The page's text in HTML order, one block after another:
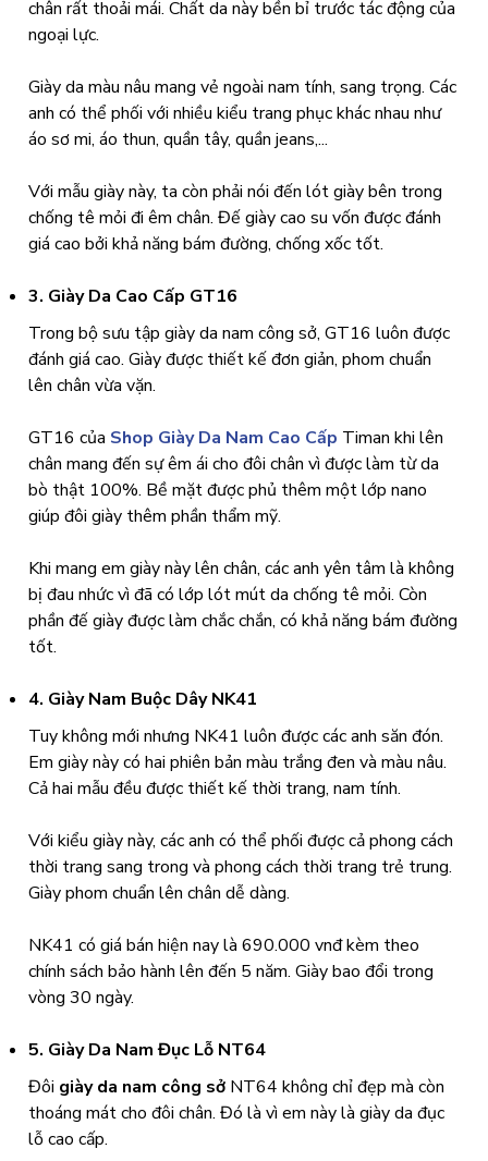
chân rất thoải mái. Chất da này bền bỉ trước tác động của
ngoại lực.
Giày da màu nâu mang vẻ ngoài nam tính, sang trọng. Các
anh có thể phối với nhiều kiểu trang phục khác nhau như
áo sơ mi, áo thun, quần tây, quần jeans,...
Với mẫu giày này, ta còn phải nói đến lót giày bên trong
chống tê mỏi đi êm chân. Đế giày cao su vốn được đánh
giá cao bởi khả năng bám đường, chống xốc tốt.
3. Giày Da Cao Cấp GT16
Trong bộ sưu tập giày da nam công sở, GT16 luôn được
đánh giá cao. Giày được thiết kế đơn giản, phom chuẩn
lên chân vừa vặn.
GT16 của Shop Giày Da Nam Cao Cấp Timan khi lên
chân mang đến sự êm ái cho đôi chân vì được làm từ da
bò thật 100%. Bề mặt được phủ thêm một lớp nano
giúp đôi giày thêm phần thẩm mỹ.
Khi mang em giày này lên chân, các anh yên tâm là không
bị đau nhức vì đã có lớp lót mút da chống tê mỏi. Còn
phần đế giày được làm chắc chắn, có khả năng bám đường
tốt.
4. Giày Nam Buộc Dây NK41
Tuy không mới nhưng NK41 luôn được các anh săn đón.
Em giày này có hai phiên bản màu trắng đen và màu nâu.
Cả hai mẫu đều được thiết kế thời trang, nam tính.
Với kiểu giày này, các anh có thể phối được cả phong cách
thời trang sang trong và phong cách thời trang trẻ trung.
Giày phom chuẩn lên chân dễ dàng.
NK41 có giá bán hiện nay là 690.000 vnđ kèm theo
chính sách bảo hành lên đến 5 năm. Giày bao đổi trong
vòng 30 ngày.
5. Giày Da Nam Đục Lỗ NT64
Đôi giày da nam công sở NT64 không chỉ đẹp mà còn
thoáng mát cho đôi chân. Đó là vì em này là giày da đục
lỗ cao cấp.